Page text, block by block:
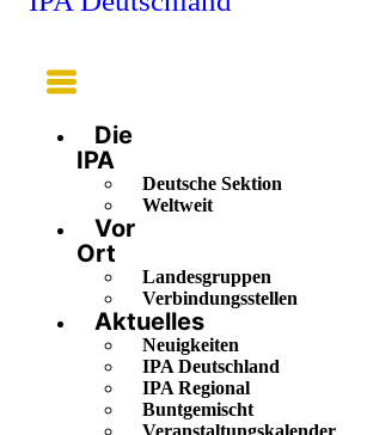
Main
Menu
Die
IPA
Deutsche Sektion
Weltweit
Vor
Ort
Landesgruppen
Verbindungsstellen
Aktuelles
Neuigkeiten
IPA Deutschland
IPA Regional
Buntgemischt